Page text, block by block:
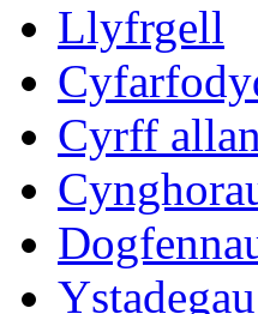
Llyfrgell
Cyrff
Ystadegau